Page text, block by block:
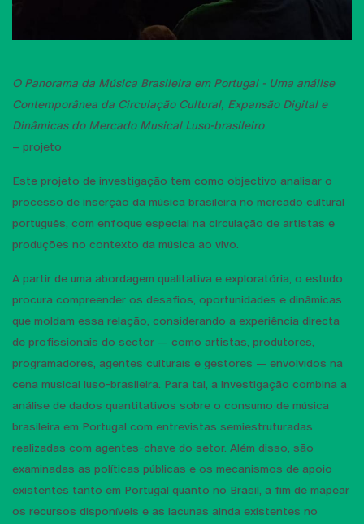
O Panorama da Música Brasileira em Portugal - Uma análise
Contemporânea da Circulação Cultural, Expansão Digital e
Dinâmicas do Mercado Musical Luso-brasileiro
– projeto
Este projeto de investigação tem como objectivo analisar o
processo de inserção da música brasileira no mercado cultural
português, com enfoque especial na circulação de artistas e
produções no contexto da música ao vivo.
A partir de uma abordagem qualitativa e exploratória, o estudo
procura compreender os desafios, oportunidades e dinâmicas
que moldam essa relação, considerando a experiência directa
de profissionais do sector — como artistas, produtores,
programadores, agentes culturais e gestores — envolvidos na
cena musical luso-brasileira. Para tal, a investigação combina a
análise de dados quantitativos sobre o consumo de música
brasileira em Portugal com entrevistas semiestruturadas
realizadas com agentes-chave do setor. Além disso, são
examinadas as políticas públicas e os mecanismos de apoio
existentes tanto em Portugal quanto no Brasil, a fim de mapear
os recursos disponíveis e as lacunas ainda existentes no